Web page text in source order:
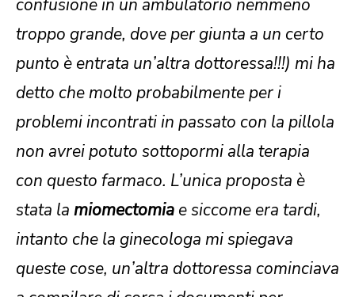
confusione in un ambulatorio nemmeno
troppo grande, dove per giunta a un certo
punto è entrata un’altra dottoressa!!!) mi ha
detto che molto probabilmente per i
problemi incontrati in passato con la pillola
non avrei potuto sottopormi alla terapia
con questo farmaco. L’unica proposta è
stata la miomectomia e siccome era tardi,
intanto che la ginecologa mi spiegava
queste cose, un’altra dottoressa cominciava